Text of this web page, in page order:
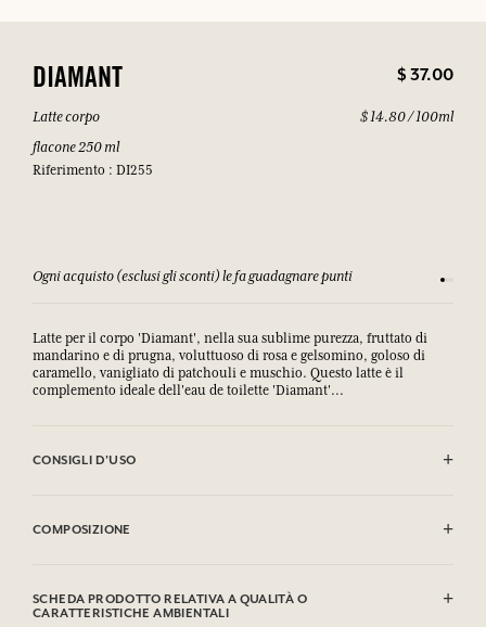
DIAMANT $ 37.00
Latte corpo
flacone 250 ml
Riferimento : DI255
$ 14.80 / 100ml
Ogni acquisto (esclusi gli sconti) le fa guadagnare punti
Latte per il corpo 'Diamant', nella sua sublime purezza, fruttato di
mandarino e di prugna, voluttuoso di rosa e gelsomino, goloso di
caramello, vanigliato di patchouli e muschio. Questo latte è il
complemento ideale dell'eau de toilette 'Diamant'...
CONSIGLI D'USO
.
COMPOSIZIONE
Parfum (Fragrance), Oleth-20, Sorbitan Stearate, Cetyl Alcohol,
Polysorbate 60, Imperata Cylindrica Root Extract, Caprylyl Glycol,
SCHEDA PRODOTTO RELATIVA A QUALITÀ O
CARATTERISTICHE AMBIENTALI